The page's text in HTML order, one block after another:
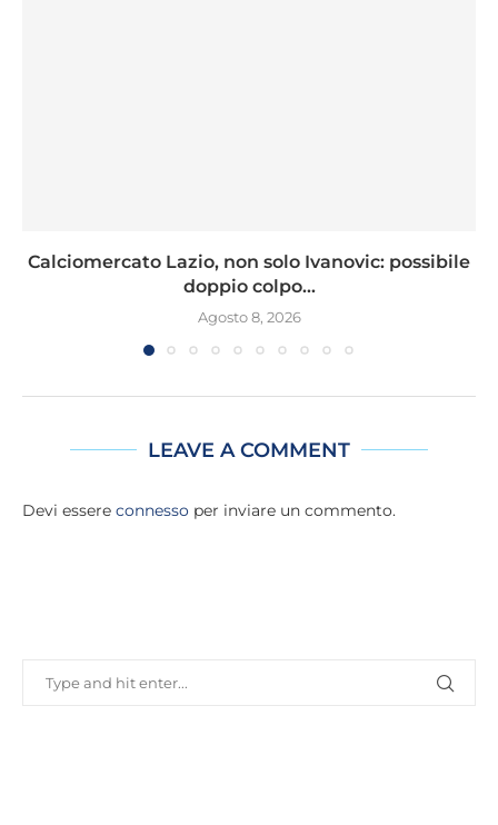
Calciomercato Lazio, non solo Ivanovic: possibile
doppio colpo...
Agosto 8, 2026
LEAVE A COMMENT
Devi essere connesso per inviare un commento.